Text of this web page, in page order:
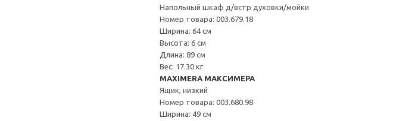
Напольный шкаф д/встр духовки/мойки
Номер товара: 003.679.18
Ширина: 64 см
Высота: 6 см
Длина: 89 см
Вес: 17.30 кг
MAXIMERA МАКСИМЕРА
Ящик, низкий
Номер товара: 003.680.98
Ширина: 49 см